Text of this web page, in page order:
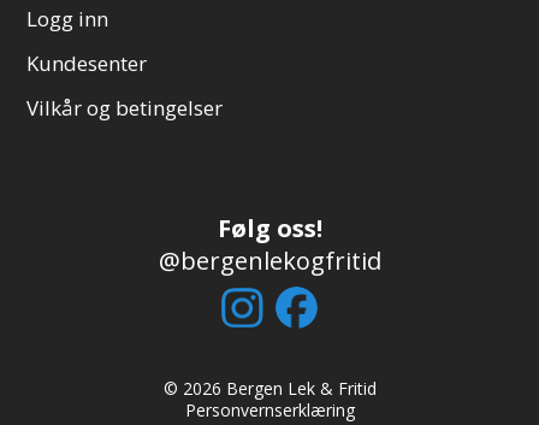
Logg inn
Kundesenter
Vilkår og betingelser
Følg oss!
@bergenlekogfritid
© 2026 Bergen Lek & Fritid
Personvernserklæring